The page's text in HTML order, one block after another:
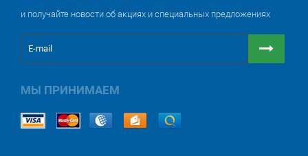
и получайте новости об акциях и специальных предложениях
МЫ ПРИНИМАЕМ